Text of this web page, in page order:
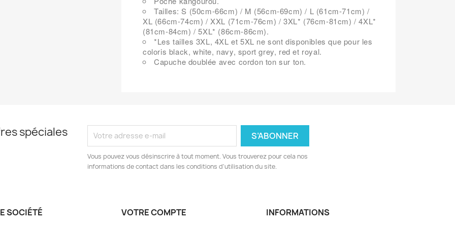
Tailles: S (50cm-66cm) / M (56cm-69cm) / L (61cm-71cm) /
XL (66cm-74cm) / XXL (71cm-76cm) / 3XL* (76cm-81cm) / 4XL*
(81cm-84cm) / 5XL* (86cm-86cm).
*Les tailles 3XL, 4XL et 5XL ne sont disponibles que pour les
coloris black, white, navy, sport grey, red et royal.
Capuche doublée avec cordon ton sur ton.
spéciales
Vous pouvez vous désinscrire à tout moment. Vous trouverez pour cela nos
informations de contact dans les conditions d'utilisation du site.
SOCIÉTÉ VOTRE COMPTE INFORMATIONS